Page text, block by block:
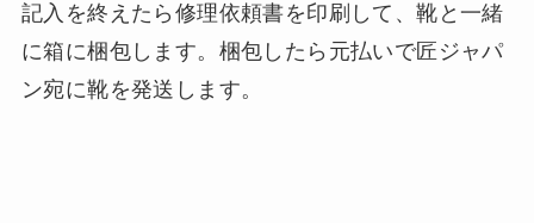
記入を終えたら修理依頼書を印刷して、靴と一緒
に箱に梱包します。梱包したら元払いで匠ジャパ
ン宛に靴を発送します。